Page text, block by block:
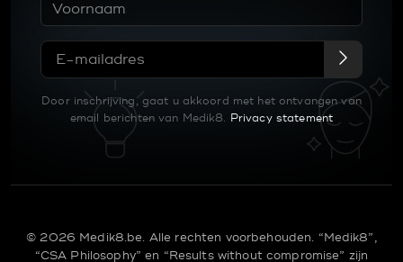
Door inschrijving, gaat u akkoord met het ontvangen van
email berichten van Medik8. Privacy statement
© 2026 Medik8.be. Alle rechten voorbehouden. “Medik8”,
“CSA Philosophy” en “Results without compromise” zijn